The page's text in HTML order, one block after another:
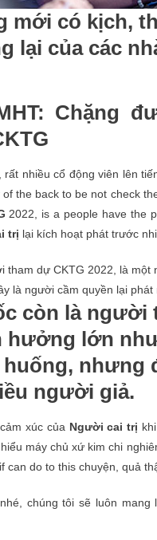
có kịch,
lại của các
Chặng
nhiều cổ động viên lên
the back to be not check
2022, is a people have the
trị lại kích hoạt phát trước
còn là người
lớn
nhưng
người giả.
xúc của Người cai trị
máy chủ xứ kim chi
if can do to this chuyện, quả
chúng tôi sẽ luôn